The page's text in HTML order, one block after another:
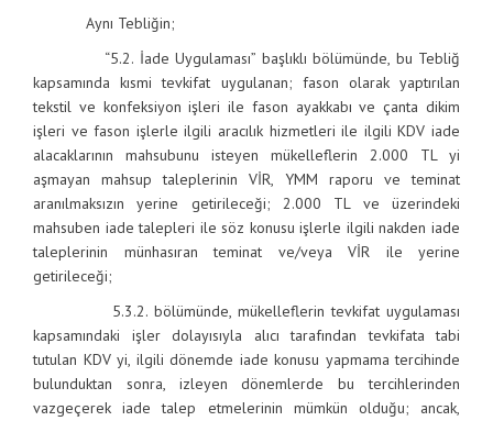
Aynı Tebliğin;
“5.2. İade Uygulaması” başlıklı bölümünde, bu Tebliğ
kapsamında kısmi tevkifat uygulanan; fason olarak yaptırılan
tekstil ve konfeksiyon işleri ile fason ayakkabı ve çanta dikim
işleri ve fason işlerle ilgili aracılık hizmetleri ile ilgili KDV iade
alacaklarının mahsubunu isteyen mükelleflerin 2.000 TL yi
aşmayan mahsup taleplerinin VİR, YMM raporu ve teminat
aranılmaksızın yerine getirileceği; 2.000 TL ve üzerindeki
mahsuben iade talepleri ile söz konusu işlerle ilgili nakden iade
taleplerinin münhasıran teminat ve/veya VİR ile yerine
getirileceği;
5.3.2. bölümünde, mükelleflerin tevkifat uygulaması
kapsamındaki işler dolayısıyla alıcı tarafından tevkifata tabi
tutulan KDV yi, ilgili dönemde iade konusu yapmama tercihinde
bulunduktan sonra, izleyen dönemlerde bu tercihlerinden
vazgeçerek iade talep etmelerinin mümkün olduğu; ancak,